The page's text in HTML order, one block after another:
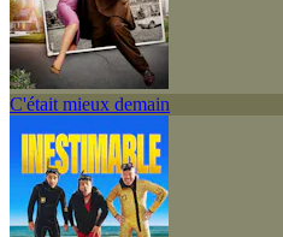
C'était mieux demain